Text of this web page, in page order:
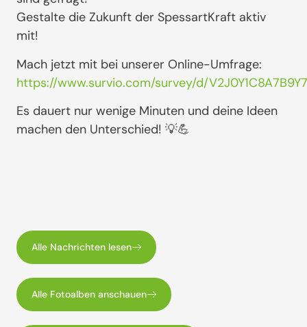
Gestalte die Zukunft der SpessartKraft aktiv
mit!
Mach jetzt mit bei unserer Online-Umfrage:
https://www.survio.com/survey/d/
Es dauert nur wenige Minuten und deine Ideen
machen den Unterschied! 💡💪
Alle Nachrichten lesen
Alle Fotoalben anschauen